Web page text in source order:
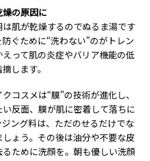
の原因に
肌が乾燥するのでぬるま湯です
ぐために“洗わない”のがトレン
って肌の炎症やバリア機能の低
します。
コスメは“膜”の技術が進化し、
反面、膜が肌に密着して落ちに
ング料は、ただのせるだけでな
ょう。その後は油分や不要な皮
ために洗顔を。朝も優しい洗顔